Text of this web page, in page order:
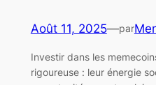
Août 11, 2025—par
Investir dans les
rigoureuse : leur énergie